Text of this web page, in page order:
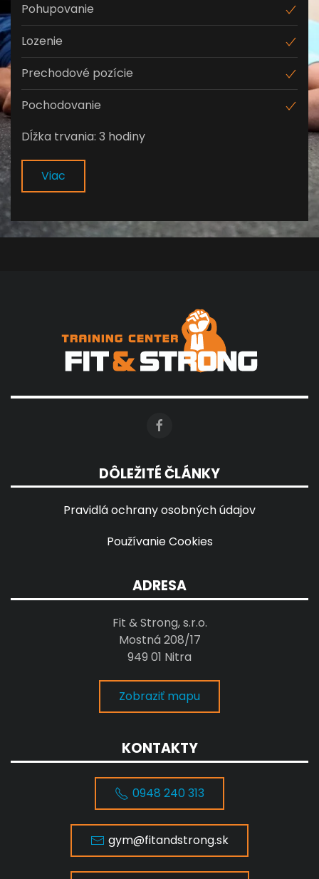
Pohupovanie
Lozenie
Prechodové pozície
Pochodovanie
Dĺžka trvania: 3 hodiny
Viac
DÔLEŽITÉ ČLÁNKY
Pravidlá ochrany osobných údajov
Používanie Cookies
ADRESA
Fit & Strong, s.r.o.
Mostná 208/17
949 01 Nitra
Zobraziť mapu
KONTAKTY
0948 240 313
gym@fitandstrong.sk